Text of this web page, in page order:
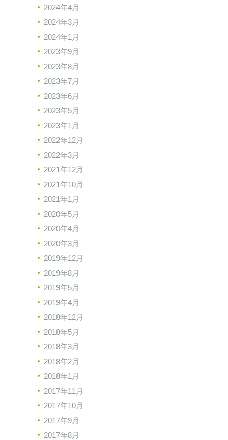
2024年4月
2024年3月
2024年1月
2023年9月
2023年8月
2023年7月
2023年6月
2023年5月
2023年1月
2022年12月
2022年3月
2021年12月
2021年10月
2021年1月
2020年5月
2020年4月
2020年3月
2019年12月
2019年8月
2019年5月
2019年4月
2018年12月
2018年5月
2018年3月
2018年2月
2018年1月
2017年11月
2017年10月
2017年9月
2017年8月